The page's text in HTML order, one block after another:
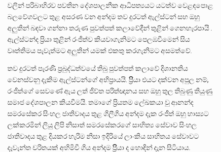
වලින් පරිබාහිරව පවතින දේශපාලනීක ආධිපත්‍යයට යටත්ව වෙළඳපොළ
බලවේගවලට තුළ අසරණ වන අන්දම තව දුරටත් ඇල්ස්ටන් සහ ඔහු
අලුතින් බඳවා ගන්නා තරුණ පුවත්පත් කලාවේදීන් තුළින් ගෙනහැරපායි .
ඇල්ස්ටන්ද ප්‍රියා තුළින් රංජීත්ව කියවාගැනිමට පෙලඹවීමෙන් සිය
වෘත්තිමය පැවැත්මට අලුතින් යමක් එකතු කරගැනිමට අසමත්වේ.
තව දුරටත් පැරණි ප්‍රබුද්ධත්වයේ තිබු පුවත්පත් කලාවේ දිශානතිය
වෙනස්වනු දැකිම ඇල්ස්ටන්ගේ අභිප්‍රායයි. ප්‍රිිියා එයට දක්වන අපුල නම්,
රංජීත්ගේ සෙවණේ ඇය ලත් ජීව්ත පරිත්ඥානය සහ ඔහු තුල තිබුණු තියුණු
සමාජ දේශපාලන කියවීමයි. තමාගේ ප්‍රියතම ලේඛකයා වු ආනන්ද
සමරසේකර සිංහල ජාතිවාදය තුළ ගිලීගිය අන්දම දැක රංජීත් ඔහු හාස්‍යට
ලක්කරමින් ලියු ලිපි නිසාත් සමරසේකරගේ සාහිත්‍ය සේවාව සිංහල
ජාතිවාදය තුළ දියකර හැරිම නිසා ඉදිරියේ ලාංකිය සාහිතය සේවාවට
දැවැන්ත චරිතයක් අහිමිවී ගිය අන්දම ප්‍රිිියා ද හොඳින් දැන සිටියාය.